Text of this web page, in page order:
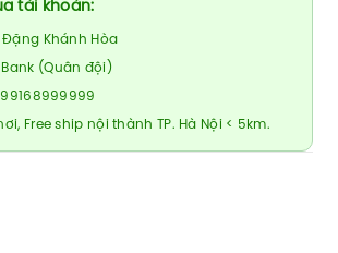
tài khoản:
Khánh Hòa
(Quân đội)
Free ship nội thành TP. Hà Nội < 5km.